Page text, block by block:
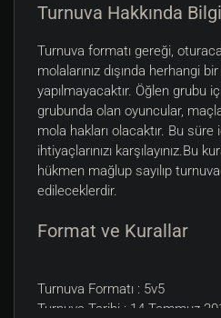
Turnuva Hakkında
Turnuva formatı gereği,
molalarınız dışında herhangi
yapılmayacaktır. Öğlen grubu
grubunda olan oyuncular,
mola hakları olacaktır. Bu
ihtiyaçlarınızı karşılayınız.Bu
hükmen mağlup sayılıp
edileceklerdir.
Format ve Kurallar
Turnuva Formatı : 5v5
Turnuva Tarihi : 14 Temmuz